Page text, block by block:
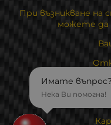
При възникване на
можете да
Имате въпрос?
Нека Ви помогна!